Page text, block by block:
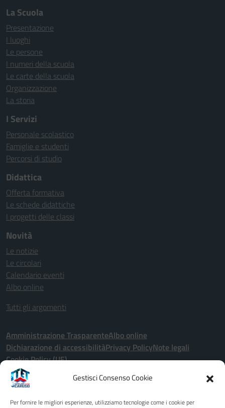
Gestisci Consenso Cookie
Per fornire le migliori esperienze, utilizziamo tecnologie come i cookie per
La Scuola
Presentazione
I luoghi
Le persone
I numeri della scuola
Le carte della scuola
Organizzazione
La storia
I Servizi
Personale scolastico
Famiglie e studenti
Percorsi di studio
Didattica
Offerta formativa
Le schede didattiche
I progetti delle classi
Novità
Le notizie
Le circolari
Calendario eventi
Albo online
Tutti gli argomenti
Amministrazione TrasparenteAlbo online
Dichiarazione di accessibilitàPrivacy PolicyNote legali
Cookie Policy (UE)
Seguici su: